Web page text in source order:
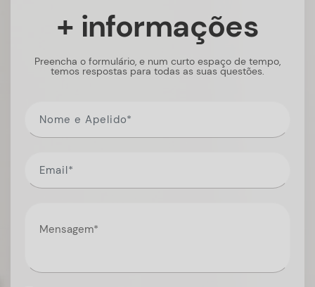
+ informações
Preencha o formulário, e num curto espaço de tempo,
temos respostas para todas as suas questões.